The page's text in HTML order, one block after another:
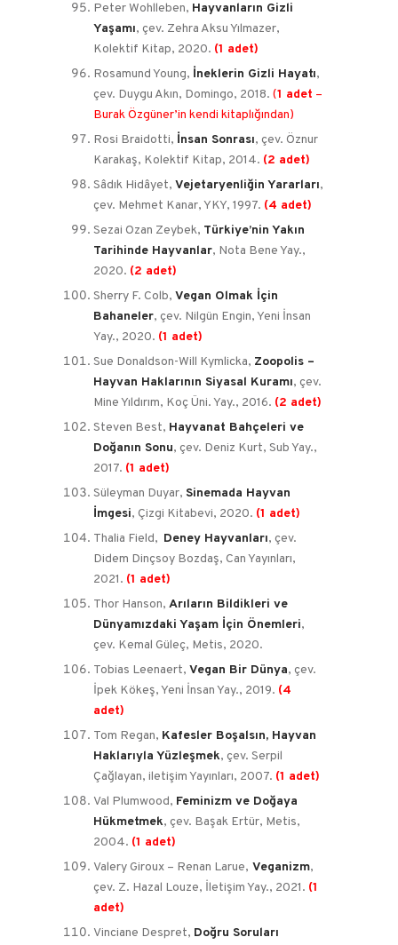
Peter Wohlleben, Hayvanların Gizli
Yaşamı, çev. Zehra Aksu Yılmazer,
Kolektif Kitap, 2020. (1 adet)
Rosamund Young, İneklerin Gizli Hayatı,
çev. Duygu Akın, Domingo, 2018. (1 adet –
Burak Özgüner’in kendi kitaplığından)
Rosi Braidotti, İnsan Sonrası, çev. Öznur
Karakaş, Kolektif Kitap, 2014. (2 adet)
Sâdık Hidâyet, Vejetaryenliğin Yararları,
çev. Mehmet Kanar, YKY, 1997. (4 adet)
Sezai Ozan Zeybek, Türkiye’nin Yakın
Tarihinde Hayvanlar, Nota Bene Yay.,
2020. (2 adet)
Sherry F. Colb, Vegan Olmak İçin
Bahaneler, çev. Nilgün Engin, Yeni İnsan
Yay., 2020. (1 adet)
Sue Donaldson-Will Kymlicka, Zoopolis –
Hayvan Haklarının Siyasal Kuramı, çev.
Mine Yıldırım, Koç Üni. Yay., 2016. (2 adet)
Steven Best, Hayvanat Bahçeleri ve
Doğanın Sonu, çev. Deniz Kurt, Sub Yay.,
2017. (1 adet)
Süleyman Duyar, Sinemada Hayvan
İmgesi, Çizgi Kitabevi, 2020. (1 adet)
Thalia Field, Deney Hayvanları, çev.
Didem Dinçsoy Bozdaş, Can Yayınları,
2021. (1 adet)
Thor Hanson, Arıların Bildikleri ve
Dünyamızdaki Yaşam İçin Önemleri,
çev. Kemal Güleç, Metis, 2020.
Tobias Leenaert, Vegan Bir Dünya, çev.
İpek Kökeş, Yeni İnsan Yay., 2019. (4
adet)
Tom Regan, Kafesler Boşalsın, Hayvan
Haklarıyla Yüzleşmek, çev. Serpil
Çağlayan, iletişim Yayınları, 2007. (1 adet)
Val Plumwood, Feminizm ve Doğaya
Hükmetmek, çev. Başak Ertür, Metis,
2004. (1 adet)
Valery Giroux – Renan Larue, Veganizm,
çev. Z. Hazal Louze, İletişim Yay., 2021. (1
adet)
Vinciane Despret, Doğru Soruları